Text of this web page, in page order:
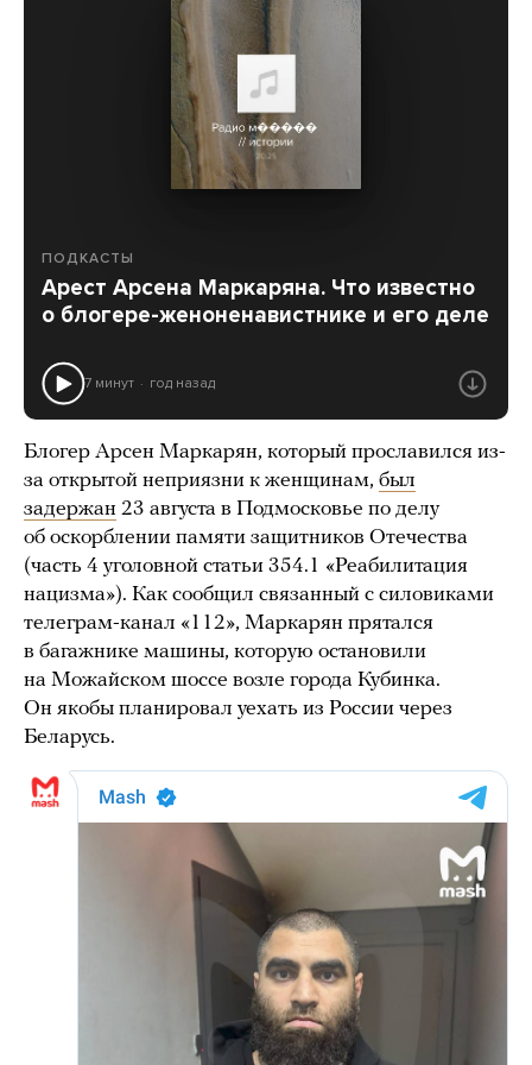
ПОДКАСТЫ
Арест Арсена Маркаряна. Что известно
о блогере-женоненавистнике и его деле
7 минут год назад
Блогер Арсен Маркарян, который прославился из-
за открытой неприязни к женщинам, был
задержан 23 августа в Подмосковье по делу
об оскорблении памяти защитников Отечества
(часть 4 уголовной статьи 354.1 «Реабилитация
нацизма»). Как сообщил связанный с силовиками
телеграм-канал «112», Маркарян прятался
в багажнике машины, которую остановили
на Можайском шоссе возле города Кубинка.
Он якобы планировал уехать из России через
Беларусь.